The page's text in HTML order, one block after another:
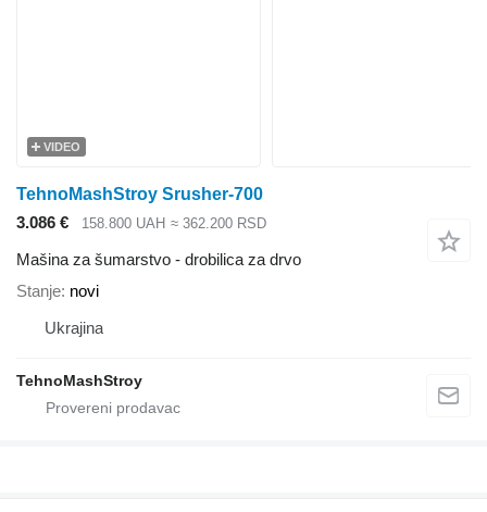
VIDEO
TehnoMashStroy Srusher-700
3.086 €
158.800 UAH ≈ 362.200 RSD
Mašina za šumarstvo - drobilica za drvo
Stanje novi
Ukrajina
TehnoMashStroy